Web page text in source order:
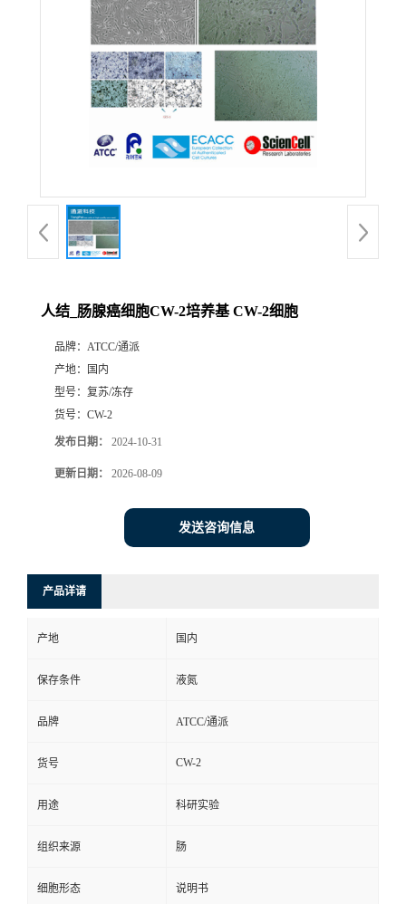
人结_肠腺癌细胞CW-2培养基 CW-2细胞
品牌： ATCC/通派
产地：
国内
型号： 复苏/冻存
货号： CW-2
发布日期： 2024-10-31
更新日期： 2026-08-09
发送咨询信息
产品详请
产地 国内
保存条件 液氮
品牌 ATCC/通派
货号 CW-2
用途 科研实验
组织来源 肠
细胞形态 说明书